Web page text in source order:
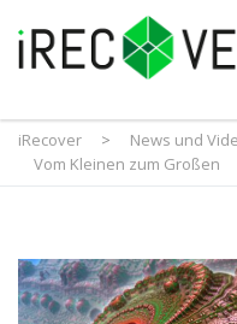
iRecover > News und
Vom Kleinen zum Großen